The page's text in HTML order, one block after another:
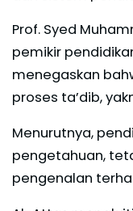
Prof. Syed
pemikir
menegaskan
proses ta’dib,
Menurutnya,
pengetahuan,
pengenalan